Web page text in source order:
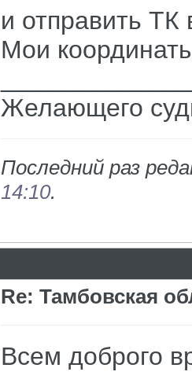
и отправить ТК
Мои
Желающего
Последний раз
14:10.
Re: Тамбовская
Всем доброго